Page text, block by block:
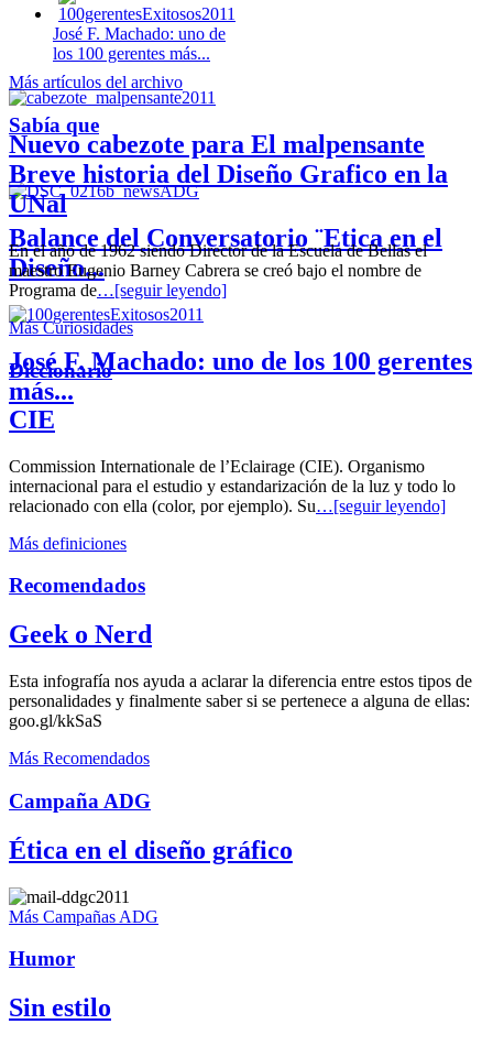
José F. Machado: uno de
los 100 gerentes más...
Nuevo cabezote para El malpensante
Balance del Conversatorio ¨Etica en el
Diseño...
José F. Machado: uno de los 100 gerentes
más...
Más artículos del archivo
Sabía que
Breve historia del Diseño Grafico en la
UNal
En el año de 1962 siendo Director de la Escuela de Bellas el
maestro Eugenio Barney Cabrera se creó bajo el nombre de
Programa de…[seguir leyendo]
Más Curiosidades
Diccionario
CIE
Commission Internationale de l’Eclairage (CIE). Organismo
internacional para el estudio y estandarización de la luz y todo lo
relacionado con ella (color, por ejemplo). Su…[seguir leyendo]
Más definiciones
Recomendados
Geek o Nerd
Esta infografía nos ayuda a aclarar la diferencia entre estos tipos de
personalidades y finalmente saber si se pertenece a alguna de ellas:
goo.gl/kkSaS
Más Recomendados
Campaña ADG
Ética en el diseño gráfico
Más Campañas ADG
Humor
Sin estilo